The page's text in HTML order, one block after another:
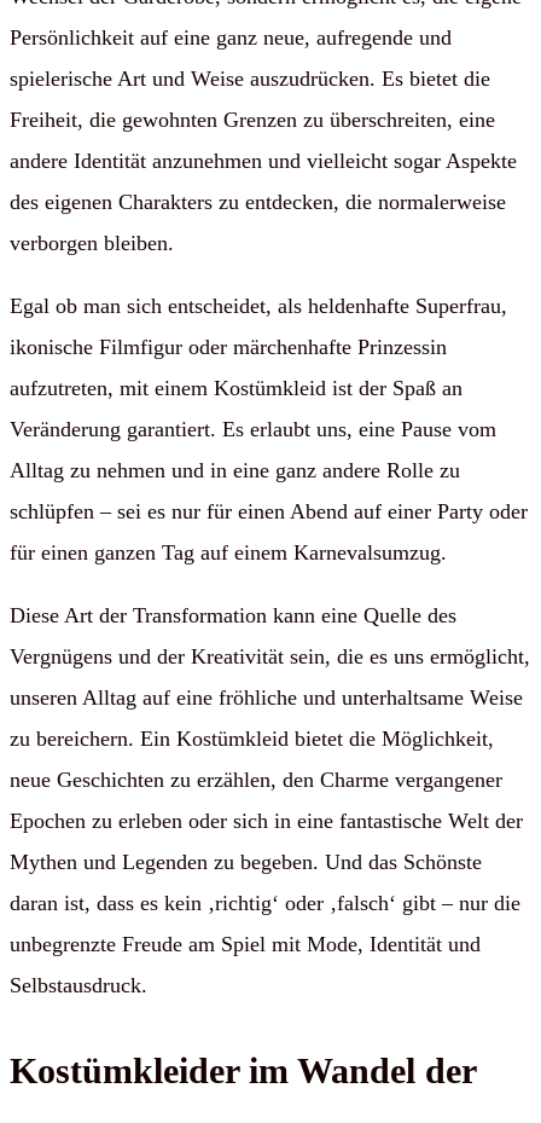
Persönlichkeit auf eine ganz neue, aufregende und
spielerische Art und Weise auszudrücken. Es bietet die
Freiheit, die gewohnten Grenzen zu überschreiten, eine
andere Identität anzunehmen und vielleicht sogar Aspekte
des eigenen Charakters zu entdecken, die normalerweise
verborgen bleiben.
Egal ob man sich entscheidet, als heldenhafte Superfrau,
ikonische Filmfigur oder märchenhafte Prinzessin
aufzutreten, mit einem Kostümkleid ist der Spaß an
Veränderung garantiert. Es erlaubt uns, eine Pause vom
Alltag zu nehmen und in eine ganz andere Rolle zu
schlüpfen – sei es nur für einen Abend auf einer Party oder
für einen ganzen Tag auf einem Karnevalsumzug.
Diese Art der Transformation kann eine Quelle des
Vergnügens und der Kreativität sein, die es uns ermöglicht,
unseren Alltag auf eine fröhliche und unterhaltsame Weise
zu bereichern. Ein Kostümkleid bietet die Möglichkeit,
neue Geschichten zu erzählen, den Charme vergangener
Epochen zu erleben oder sich in eine fantastische Welt der
Mythen und Legenden zu begeben. Und das Schönste
daran ist, dass es kein ‚richtig‘ oder ‚falsch‘ gibt – nur die
unbegrenzte Freude am Spiel mit Mode, Identität und
Selbstausdruck.
Kostümkleider im Wandel der